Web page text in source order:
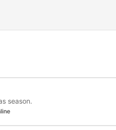
season.